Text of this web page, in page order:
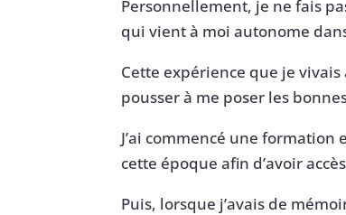
Personnellement, je ne fais
qui vient à moi autonome
Cette expérience que je
pousser à me poser les
J’ai commencé une
cette époque afin d’avoir
Puis, lorsque j’avais de